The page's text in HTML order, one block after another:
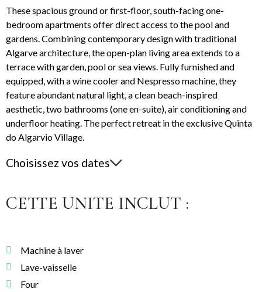
These spacious ground or first-floor, south-facing one-
bedroom apartments offer direct access to the pool and
gardens. Combining contemporary design with traditional
Algarve architecture, the open-plan living area extends to a
terrace with garden, pool or sea views. Fully furnished and
equipped, with a wine cooler and Nespresso machine, they
feature abundant natural light, a clean beach-inspired
aesthetic, two bathrooms (one en-suite), air conditioning and
underfloor heating. The perfect retreat in the exclusive Quinta
do Algarvio Village.
Choisissez vos dates
CETTE UNITE INCLUT :
Machine à laver
Lave-vaisselle
Four